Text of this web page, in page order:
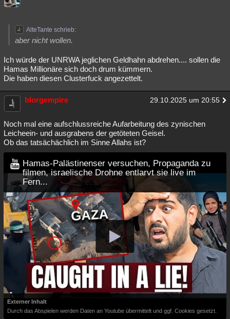
AlteTante schrieb:
aber nicht wollen.
Ich würde der UNRWA jeglichen Geldhahn abdrehen.... sollen die
Hamas Millionäre sich doch drum kümmern.
Die haben diesen Clusterfuck angezettelt.
blorgempire 29.10.2025 um 20:55
Noch mal eine aufschlussreiche Aufarbeitung des zynischen
Leicheein- und ausgrabens der getöteten Geisel.
Ob das tatsächächlich im Sinne Allahs ist?
Hamas-Palästinenser versuchen, Propaganda zu
filmen, israelische Drohne entlarvt sie live im
Fern...
Externer Inhalt
Durch das Abspielen werden Daten an Youtube übermittelt und ggf. Cookies gesetzt.